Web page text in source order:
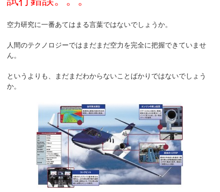
空力研究に一番あてはまる言葉ではないでしょうか。
人間のテクノロジーではまだまだ空力を完全に把握できていませ
ん。
というよりも、まだまだわからないことばかりではないでしょう
か。